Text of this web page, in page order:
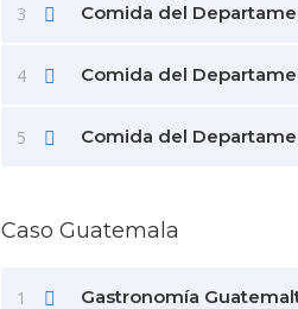
3 Comida del
4 Comida del
5 Comida del
Caso Guatemala
1 Gastronomía